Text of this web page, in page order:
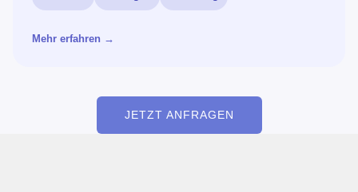
Mehr erfahren →
JETZT ANFRAGEN